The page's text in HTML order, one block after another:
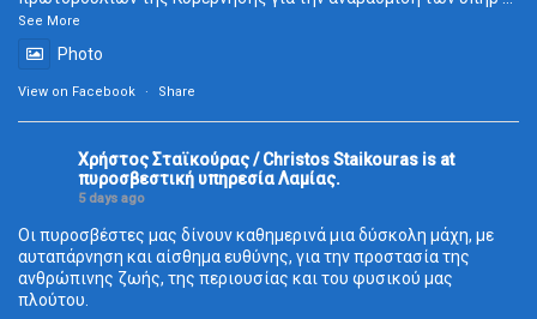
See More
Photo
View on Facebook · Share
Χρήστος Σταϊκούρας / Christos Staikouras is at
πυροσβεστική υπηρεσία Λαμίας.
5 days ago
Οι πυροσβέστες μας δίνουν καθημερινά μια δύσκολη μάχη, με
αυταπάρνηση και αίσθημα ευθύνης, για την προστασία της
ανθρώπινης ζωής, της περιουσίας και του φυσικού μας
πλούτου.